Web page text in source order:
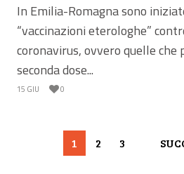
In Emilia-Romagna sono
“vaccinazioni eterologhe”
coronavirus, ovvero quelle che
seconda dose...
15 GIU 0
1 2 3